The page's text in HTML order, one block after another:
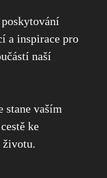
a inspirace pro
naší
stane vaším
ke
životu.